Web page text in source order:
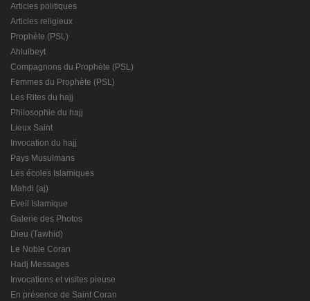
Articles politiques
Articles religieux
Prophète (PSL)
Ahlulbeyt
Compagnons du Prophète (PSL)
Femmes du Prophète (PSL)
Les Rites du hajj
Philosophie du hajj
Lieux Saint
Invocation du hajj
Pays Musulmans
Les écoles Islamiques
Mahdi (aj)
Eveil Islamique
Galerie des Photos
Dieu (Tawhid)
Le Noble Coran
Hadj Messages
Invocations et visites pieuse
En présence de Saint Coran